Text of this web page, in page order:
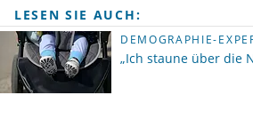
LESEN SIE AUCH:
DEMOGRAPHIE-
„Ich staune über die